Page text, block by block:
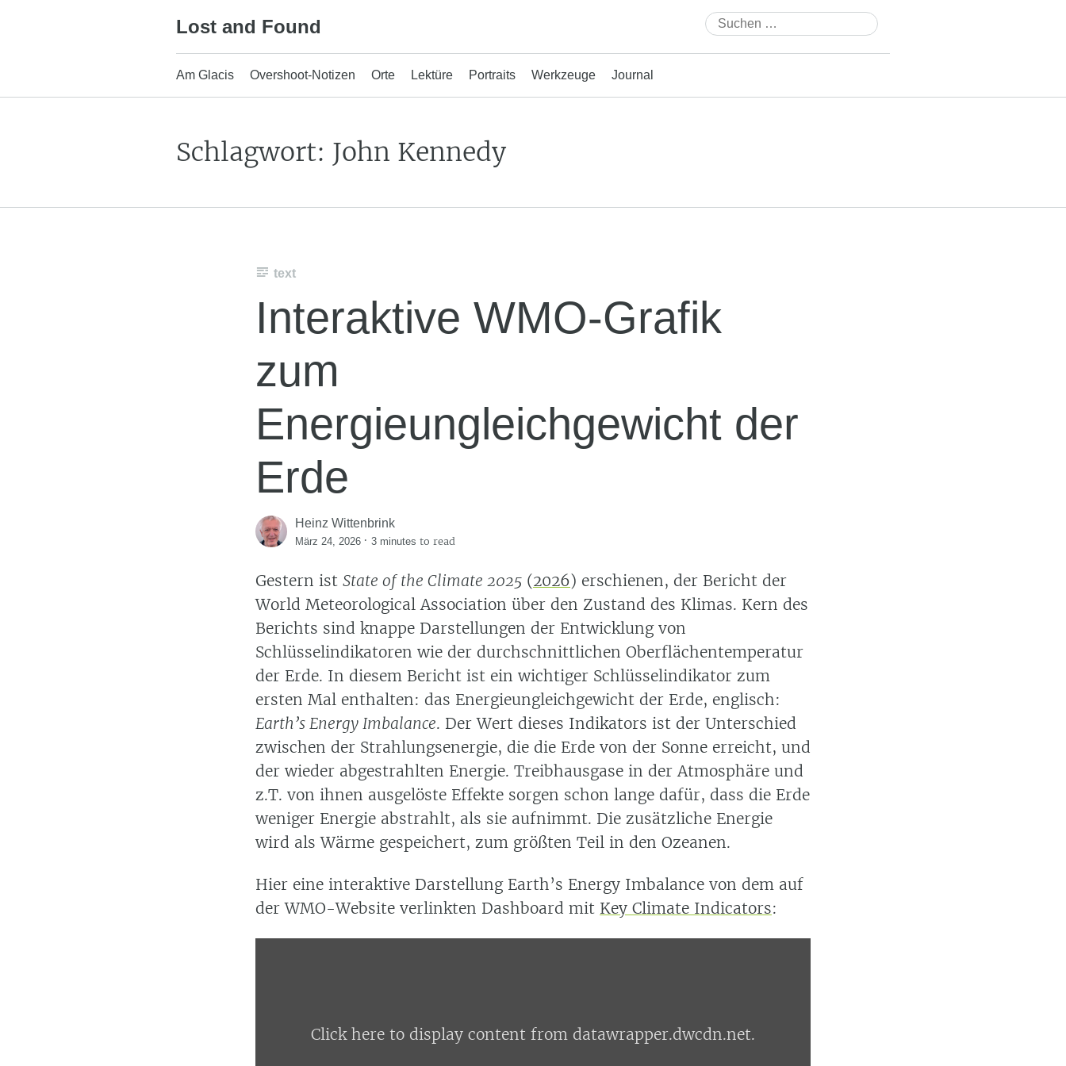
Lost and Found
Suchen
nach:
Am Glacis Overshoot-Notizen Orte Lektüre Portraits Werkzeuge Journal
Schlagwort: John Kennedy
text
Interaktive WMO-Grafik
zum
Energieungleichgewicht der
Erde
Heinz Wittenbrink
März 24, 2026 · 3 minutes to read
Gestern ist State of the Climate 2025 (2026) erschienen, der Bericht der
World Meteorological Association über den Zustand des Klimas. Kern des
Berichts sind knappe Darstellungen der Entwicklung von
Schlüsselindikatoren wie der durchschnittlichen Oberflächentemperatur
der Erde. In diesem Bericht ist ein wichtiger Schlüsselindikator zum
ersten Mal enthalten: das Energieungleichgewicht der Erde, englisch:
Earth’s Energy Imbalance. Der Wert dieses Indikators ist der Unterschied
zwischen der Strahlungsenergie, die die Erde von der Sonne erreicht, und
der wieder abgestrahlten Energie. Treibhausgase in der Atmosphäre und
z.T. von ihnen ausgelöste Effekte sorgen schon lange dafür, dass die Erde
weniger Energie abstrahlt, als sie aufnimmt. Die zusätzliche Energie
wird als Wärme gespeichert, zum größten Teil in den Ozeanen.
Hier eine interaktive Darstellung Earth’s Energy Imbalance von dem auf
der WMO-Website verlinkten Dashboard mit Key Climate Indicators:
Click here to display content from datawrapper.dwcdn.net.